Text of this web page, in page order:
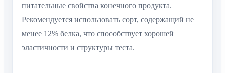
питательные свойства конечного продукта.
Рекомендуется использовать сорт, содержащий не
менее 12% белка, что способствует хорошей
эластичности и структуры теста.